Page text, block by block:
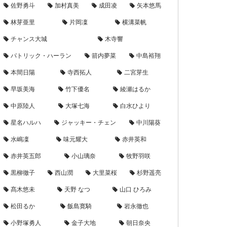
佐野勇斗 加村真美 成田凌
矢本悠馬
林芽亜里
片岡凜
横溝菜帆
チャンス大城
木寺響
パトリック・ハーラン
箭内夢菜
中島裕翔
本間日陽
寺西拓人
二宮芽生
早坂美海
竹下優名
綾瀬はるか
中原陸人
大塚七海
白水ひより
星名ハルハ
ジャッキー・チェン
中川陽葵
水嶋凜
味元耀大
赤井英和
赤井英五郎
小山璃奈
牧野羽咲
黒柳徹子
西山潤 大里菜桜
杉野遥亮
髙木悠未
天野 なつ
山口 ひろみ
松田るか
飯島寛騎
岩永徹也
小野塚勇人
金子大地
朝日奈央